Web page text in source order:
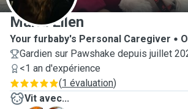
Maria Ellen
Your furbaby's Personal Caregiver
Gardien sur Pawshake depuis juillet
<1 an d'expérience
(1 évaluation)
Vit avec...